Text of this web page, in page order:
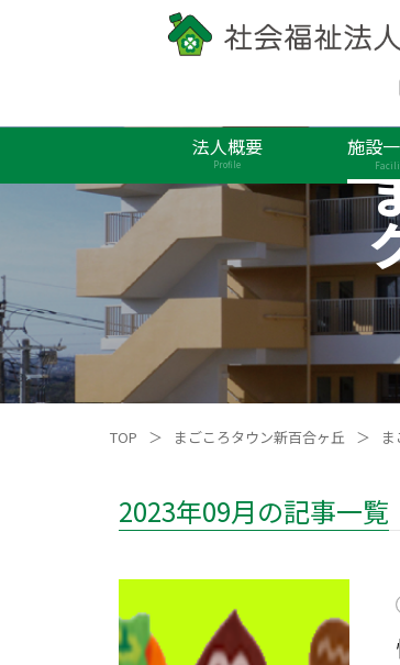
法人概要
Profile
施設
TOP ＞ まごころタウン新百合ヶ丘 ＞
2023年09月の記事一覧